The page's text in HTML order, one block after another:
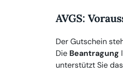
AVGS:
Der Gutschein
Die Beantragung
unterstützt Sie